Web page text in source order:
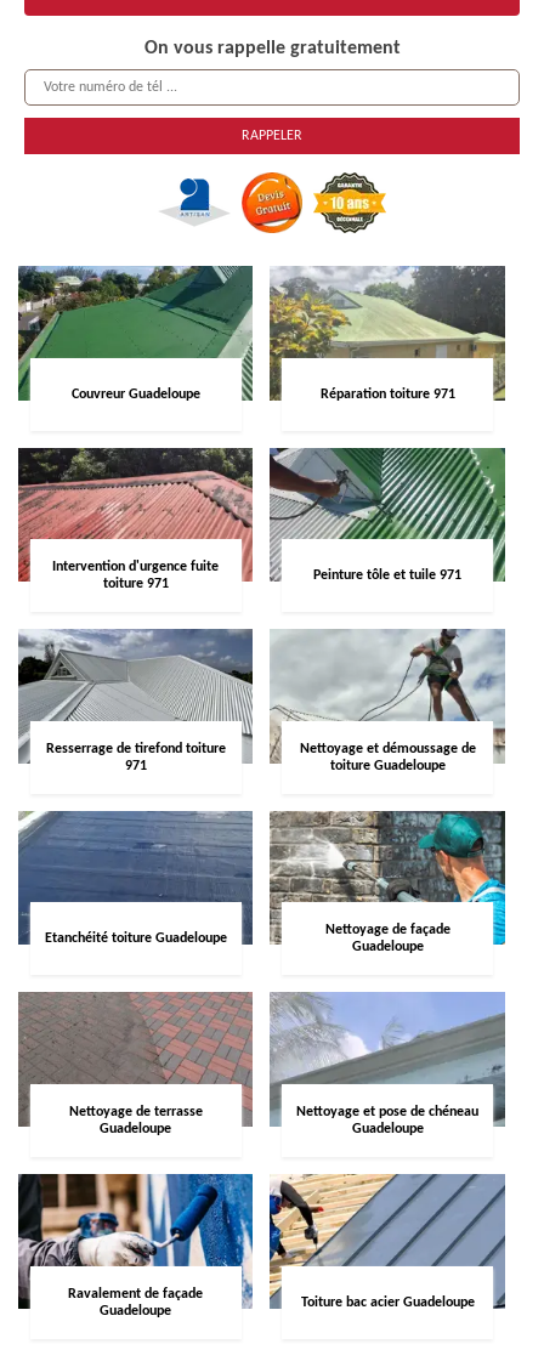
On vous rappelle gratuitement
Couvreur Guadeloupe Réparation toiture 971
Intervention d'urgence fuite
toiture 971
Peinture tôle et tuile 971
Resserrage de tirefond toiture
971
Nettoyage et démoussage de
toiture Guadeloupe
Etanchéité toiture Guadeloupe
Nettoyage de façade
Guadeloupe
Nettoyage de terrasse
Guadeloupe
Nettoyage et pose de chéneau
Guadeloupe
Ravalement de façade
Guadeloupe
Toiture bac acier Guadeloupe